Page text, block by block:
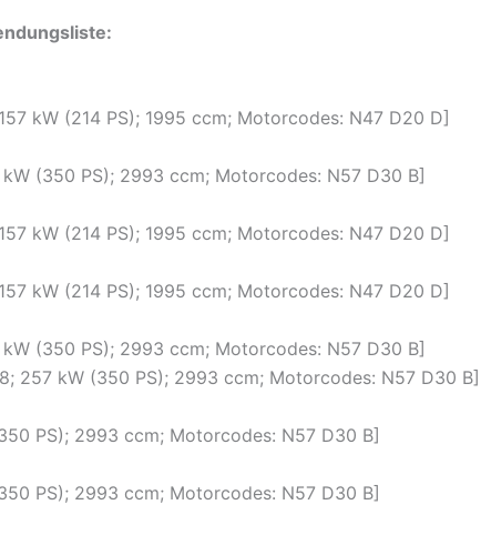
kW (214 PS); 1995 ccm; Motorcodes: N47 D20 D]
kW (350 PS); 2993 ccm; Motorcodes: N57 D30 B]
kW (214 PS); 1995 ccm; Motorcodes: N47 D20 D]
kW (214 PS); 1995 ccm; Motorcodes: N47 D20 D]
kW (350 PS); 2993 ccm; Motorcodes: N57 D30 B]
257 kW (350 PS); 2993 ccm; Motorcodes: N57 D30 B]
PS); 2993 ccm; Motorcodes: N57 D30 B]
PS); 2993 ccm; Motorcodes: N57 D30 B]